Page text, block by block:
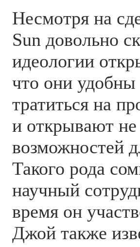
Несмотря на
Sun довольно
идеологии
что они
тратиться на
и открывают
возможностей
Такого рода
научный
время он
Джой также